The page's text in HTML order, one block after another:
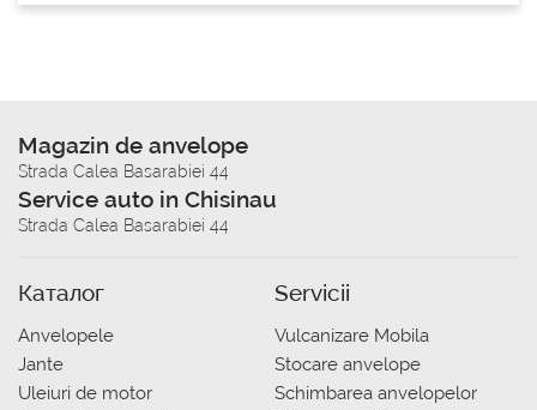
Magazin de anvelope
Strada Calea Basarabiei 44
Service auto in Chisinau
Strada Calea Basarabiei 44
Каталог
Anvelopele
Jante
Uleiuri de motor
Servicii
Vulcanizare Mobila
Stocare anvelope
Schimbarea anvelopelor